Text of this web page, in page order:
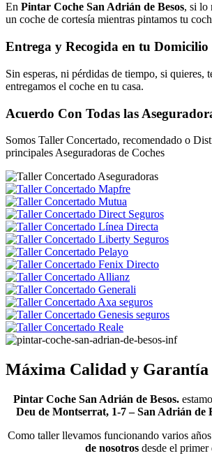
En Pintar Coche San Adrián de Besos, si lo
un coche de cortesía mientras pintamos tu
Entrega y Recogida en tu Domicilio
Sin esperas, ni pérdidas de tiempo, si quieres,
entregamos el coche en tu casa.
Acuerdo Con Todas las
Somos Taller Concertado, recomendado o
principales Aseguradoras de Coches
Máxima Calidad y Garantía
Pintar Coche San Adrián de Besos.
Deu de Montserrat, 1-7 – San Adrián de
Como taller llevamos funcionando varios años
de nosotros desde el primer